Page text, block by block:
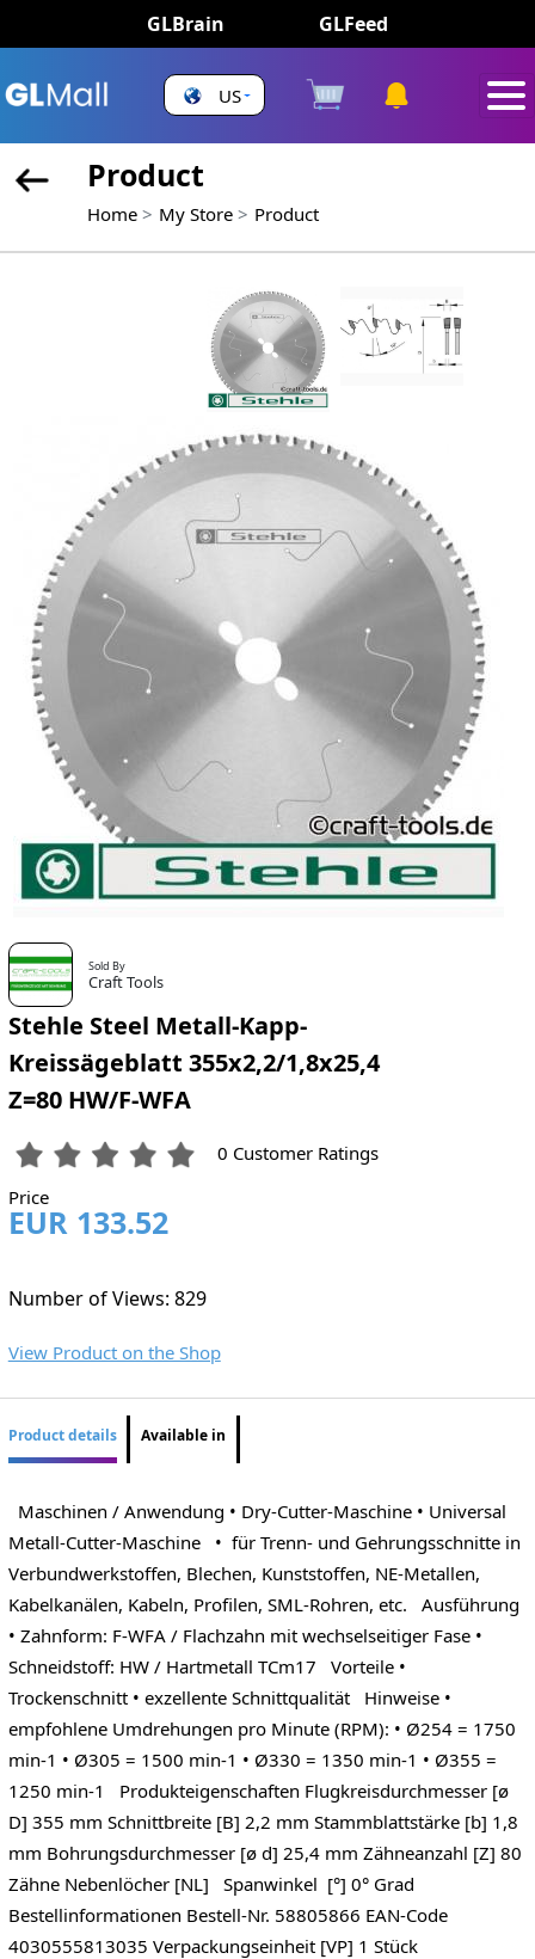
GLBrain GLFeed
US
Product
Home My Store Product
Sold By
Craft Tools
Stehle Steel Metall-Kapp-
Kreissägeblatt 355x2,2/1,8x25,4
Z=80 HW/F-WFA
0 Customer Ratings
Price
EUR 133.52
Number of Views: 829
View Product on the Shop
Product details Available in
Maschinen / Anwendung • Dry-Cutter-Maschine • Universal
Metall-Cutter-Maschine • für Trenn- und Gehrungsschnitte in
Verbundwerkstoffen, Blechen, Kunststoffen, NE-Metallen,
Kabelkanälen, Kabeln, Profilen, SML-Rohren, etc. Ausführung
• Zahnform: F-WFA / Flachzahn mit wechselseitiger Fase •
Schneidstoff: HW / Hartmetall TCm17 Vorteile •
Trockenschnitt • exzellente Schnittqualität Hinweise •
empfohlene Umdrehungen pro Minute (RPM): • Ø254 = 1750
min-1 • Ø305 = 1500 min-1 • Ø330 = 1350 min-1 • Ø355 =
1250 min-1 Produkteigenschaften Flugkreisdurchmesser [ø
D] 355 mm Schnittbreite [B] 2,2 mm Stammblattstärke [b] 1,8
mm Bohrungsdurchmesser [ø d] 25,4 mm Zähneanzahl [Z] 80
Zähne Nebenlöcher [NL] Spanwinkel [°] 0° Grad
Bestellinformationen Bestell-Nr. 58805866 EAN-Code
4030555813035 Verpackungseinheit [VP] 1 Stück